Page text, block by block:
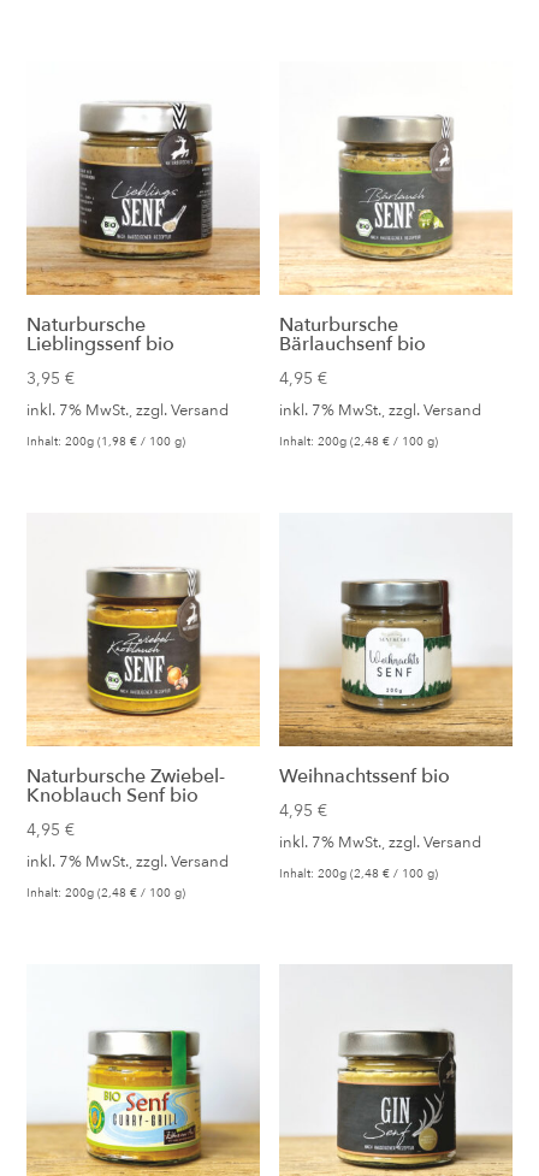
Naturbursche
Lieblingssenf bio
3,95€
inkl. 7% MwSt., zzgl.Versand
Inhalt: 200g (1,98€ / 100 g)
Naturbursche
Bärlauchsenf bio
4,95€
inkl. 7% MwSt., zzgl.Versand
Inhalt: 200g (2,48€ / 100 g)
Naturbursche Zwiebel-
Knoblauch Senf bio
4,95€
inkl. 7% MwSt., zzgl.Versand
Inhalt: 200g (2,48€ / 100 g)
Weihnachtssenf bio
4,95€
inkl. 7% MwSt., zzgl.Versand
Inhalt: 200g (2,48€ / 100 g)